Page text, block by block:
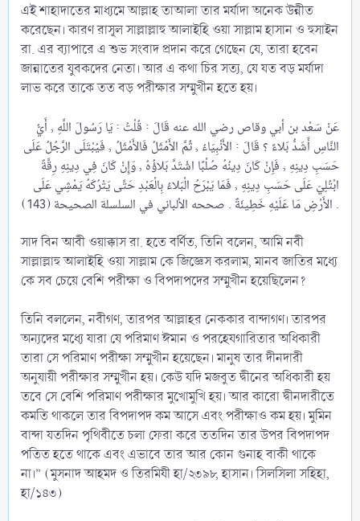
এই শাহাদাতের মাধ্যমে আল্লাহ তাআলা তার মর্যাদা অনেক উন্নীত
করেছেন। কারণ রাসূল সাল্লাল্লাহু আলাইহি ওয়া সাল্লাম হাসান ও হুসাইন
রা. এর ব্যাপারে এ শুভ সংবাদ প্রদান করে গেছেন যে, তারা হবেন
জান্নাতের যুবকদের নেতা। আর এ কথা চির সত্য, যে যত বড় মর্যাদা
লাভ করে তাকে তত বড় পরীক্ষার সম্মুখীন হতে হয়।
عَنْ سَعْد بن أبي وقاص رضي الله عنه قَالَ : قُلْتُ : يَا رَسُولَ اللَّهِ , أَيُّ
النَّاسِ أَشَدُّ بَلاءً ؟ قَالَ : الأَنْبِيَاءُ , ثُمَّ الأَمْثَلُ فَالأَمْثَلُ , فَيُبْتَلَى الرَّجُلُ عَلَى
حَسَبِ دِينِهِ , فَإِنْ كَانَ دِينُهُ صُلْبًا اشْتَدَّ بَلاؤُهُ , وَإِنْ كَانَ فِي دِينِهِ رِقَّةٌ
ابْتُلِيَ عَلَى حَسَبِ دِينِهِ , فَمَا يَبْرَحُ الْبَلاءُ بِالْعَبْدِ حَتَّى يَتْرُكَهُ يَمْشِي عَلَى
الأَرْضِ مَا عَلَيْهِ خَطِيئَةٌ . صححه الألباني في السلسلة الصحيحة (143) .​
সাদ বিন আবী ওয়াক্কাস রা. হতে বর্ণিত, তিনি বলেন, আমি নবী
সাল্লাল্লাহু আলাইহি ওয়া সাল্লাম কে জিজ্ঞেস করলাম, মানব জাতির মধ্যে
কে সব চেয়ে বেশি পরীক্ষা ও বিপদাপদের সম্মুখীন হয়েছিলেন?
তিনি বললেন, নবীগণ, তারপর আল্লাহর নেককার বান্দাগণ। তারপর
অন্যদের মধ্যে যারা যে পরিমাণ ঈমান ও পরহেযগারিতার অধিকারী
তারা সে পরিমাণ পরীক্ষা সম্মুখীন হয়েছেন। মানুষ তার দীনদারী
অনুযায়ী পরীক্ষার সম্মুখীন হয়। কেউ যদি মজবুত দ্বীনের অধিকারী হয়
তবে সে বেশি পরিমাণ পরীক্ষার মুখোমুখি হয়। আর কারো দ্বীনদারীতে
কমতি থাকলে তার বিপদাপদ কম আসে এবং পরীক্ষাও কম হয়। মুমিন
বান্দা যতদিন পৃথিবীতে চলা ফেরা করে ততদিন তার উপর বিপদাপদ
পতিত হতে থাকে এবং এভাবে তার আর কোন গুনাহ বাকী থাকে
না।” (মুসনাদ আহমদ ও তিরমিযী হা/২৩৯৮, হাসান। সিলসিলা সহিহা,
হা/১৪৩)